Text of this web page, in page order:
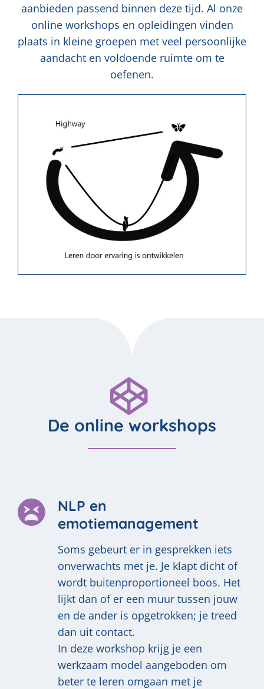
aanbieden passend binnen deze tijd. Al onze
online workshops en opleidingen vinden
plaats in kleine groepen met veel persoonlijke
aandacht en voldoende ruimte om te
oefenen.
De online workshops
NLP en
emotiemanagement
Soms gebeurt er in gesprekken iets
onverwachts met je. Je klapt dicht of
wordt buitenproportioneel boos. Het
lijkt dan of er een muur tussen jouw
en de ander is opgetrokken; je treed
dan uit contact.
In deze workshop krijg je een
werkzaam model aangeboden om
beter te leren omgaan met je